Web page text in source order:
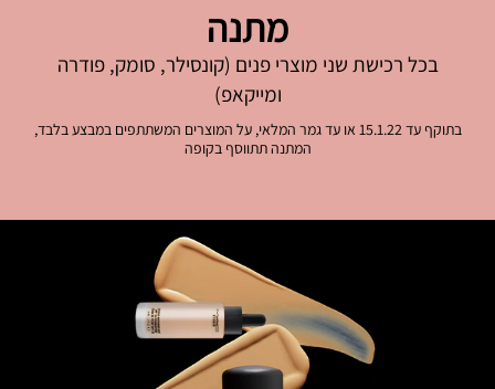
מתנה
בכל רכישת שני מוצרי פנים (קונסילר, סומק, פודרה
ומייקאפ)
בתוקף עד 15.1.22 או עד גמר המלאי, על המוצרים המשתתפים במבצע בלבד,
המתנה תתווסף בקופה